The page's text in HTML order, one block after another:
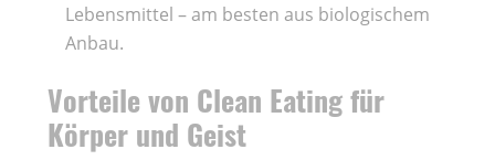
Lebensmittel – am besten aus biologischem
Anbau.
Vorteile von Clean Eating für
Körper und Geist